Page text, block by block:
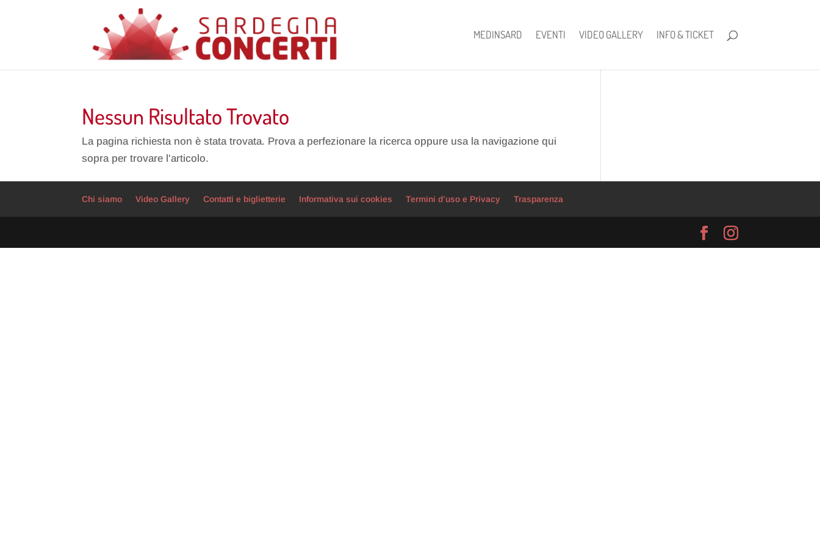
MEDINSARD EVENTI VIDEO GALLERY INFO & TICKET
Nessun Risultato Trovato
La pagina richiesta non è stata trovata. Prova a perfezionare la ricerca oppure usa la navigazione qui
sopra per trovare l'articolo.
Chi siamo Video Gallery Contatti e biglietterie Informativa sui cookies Termini d’uso e Privacy Trasparenza